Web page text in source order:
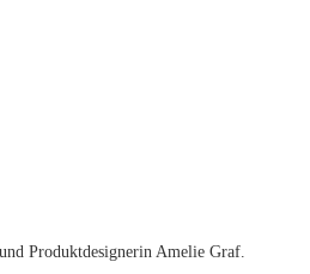
Produktdesignerin Amelie Graf.